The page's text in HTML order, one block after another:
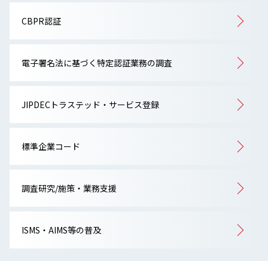
CBPR認証
電子署名法に基づく特定認証業務の調査
JIPDECトラステッド・サービス登録
標準企業コード
調査研究/施策・業務支援
ISMS・AIMS等の普及